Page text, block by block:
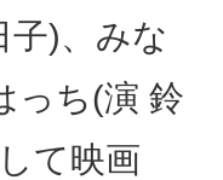
子)、みな
っち(演 鈴
て映画